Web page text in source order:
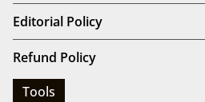
Editorial Policy
Refund Policy
Tools